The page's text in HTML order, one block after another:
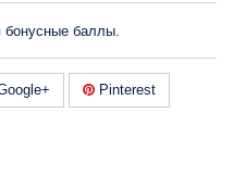
бонусные баллы.
Pinterest